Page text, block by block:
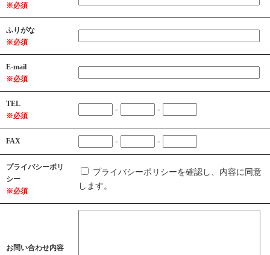
※必須
ふりがな
※必須
E-mail
※必須
TEL
※必須
- -
FAX - -
プライバシーポリ
シー
※必須
プライバシーポリシーを確認し、内容に同意
します。
お問い合わせ内容